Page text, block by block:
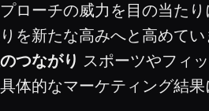
ローチの威力を目の当た
を新たな高みへと高めて
つながり スポーツやフィ
体的なマーケティング結果